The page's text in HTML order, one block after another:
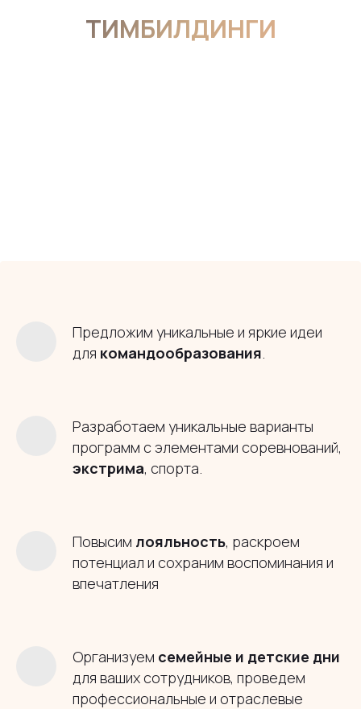
ТИМБИЛДИНГИ
Предложим уникальные и яркие идеи
для командообразования.
Разработаем уникальные варианты
программ с элементами соревнований,
экстрима, спорта.
Повысим лояльность, раскроем
потенциал и сохраним воспоминания и
впечатления
Организуем семейные и детские дни
для ваших сотрудников, проведем
профессиональные и отраслевые